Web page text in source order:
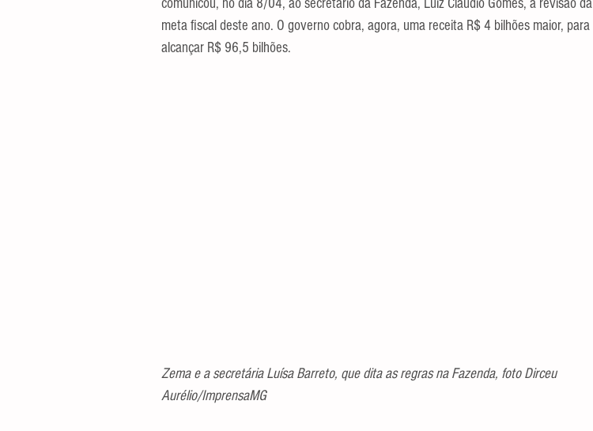
comunicou, no dia 8/04, ao secretário da Fazenda, Luiz Claudio Gomes, a revisão da
meta fiscal deste ano. O governo cobra, agora, uma receita R$ 4 bilhões maior, para
alcançar R$ 96,5 bilhões.
Zema e a secretária Luísa Barreto, que dita as regras na Fazenda, foto Dirceu
Aurélio/ImprensaMG